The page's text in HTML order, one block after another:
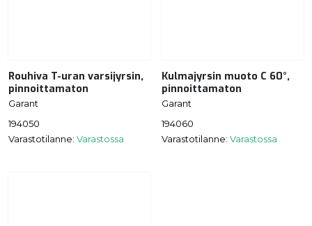
Rouhiva T-uran varsijyrsin,
pinnoittamaton
Garant
194050
Varastotilanne: Varastossa
Kulmajyrsin muoto C 60°,
pinnoittamaton
Garant
194060
Varastotilanne: Varastossa